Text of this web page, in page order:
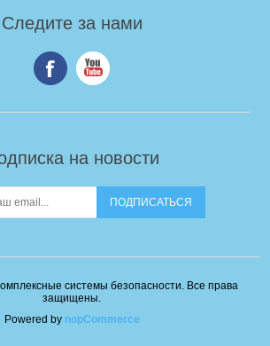
Следите за нами
на новости
системы безопасности. Все права
защищены.
Powered by nopCommerce